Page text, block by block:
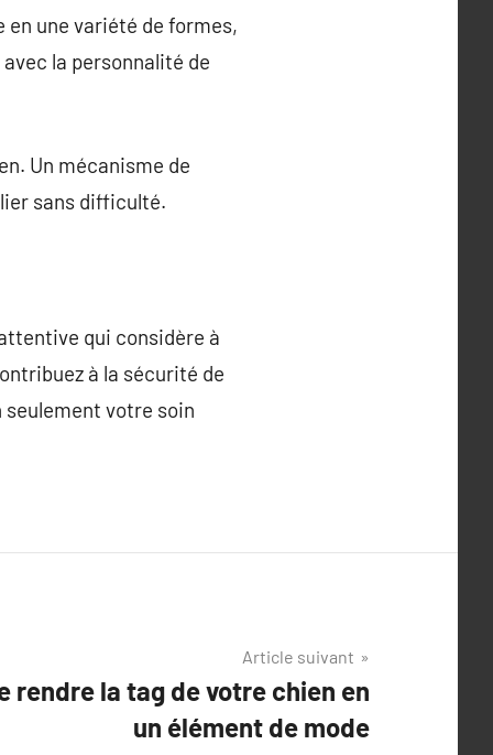
en une variété de formes,
la personnalité de
Un mécanisme de
sans difficulté.
qui considère à
à la sécurité de
votre soin
Article suivant
rendre la tag de votre chien en
un élément de mode